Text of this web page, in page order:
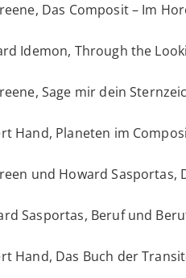
Das Composit – Im
Idemon, Through the
Sage mir dein
Hand, Planeten im
und Howard
Sasportas, Beruf und
Hand, Das Buch der